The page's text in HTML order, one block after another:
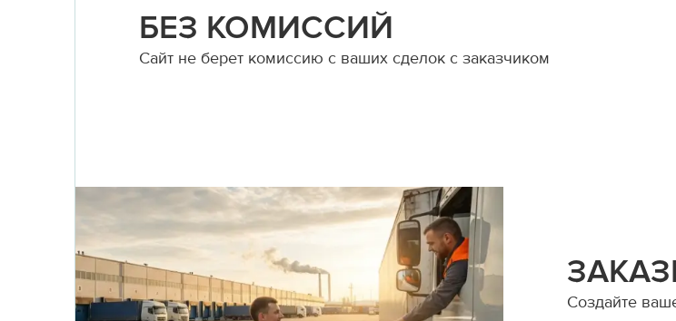
БЕЗ КОМИССИЙ
Сайт не берет комиссию с ваших сделок с заказчиком
Создайте